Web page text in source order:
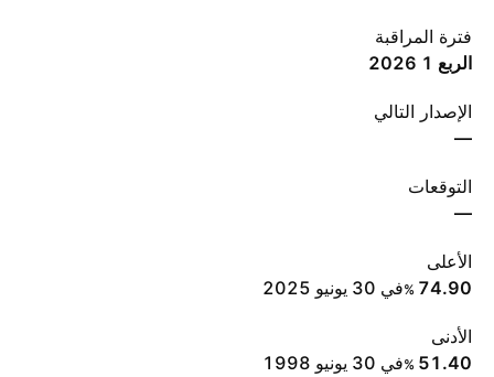
فترة المراقبة
الربع 1 ‎2026‎
الإصدار التالي
—
التوقعات
—
الأعلى
74.90
%في ‎30 يونيو 2025‎
الأدنى
51.40
%في ‎30 يونيو 1998‎